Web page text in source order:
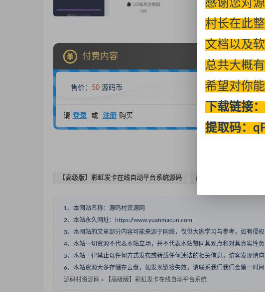
付费内容
售价： 50 源码币
请 登录 或 注册 购买
【高级版】彩虹发卡在线自动平台系统源码 高级
1、本网站名称：源码村资源网
2、本站永久网址：https://www.yuanmacun.com
3、本网站的文章部分内容可能来源于网络，仅供大家学习与参考，如有侵权
4、本站一切资源不代表本站立场，并不代表本站赞同其观点和对其真实性负
5、本站一律禁止以任何方式发布或转载任何违法的相关信息，访客发现请
6、本站资源大多存储在云盘，如发现链接失效，请联系我们我们会第一时间
源码村资源网 » 【高级版】彩虹发卡在线自动平台系统
感谢您对
村长在此
文档以及软
总共大概
希望对你能
下载链接：
提取码：